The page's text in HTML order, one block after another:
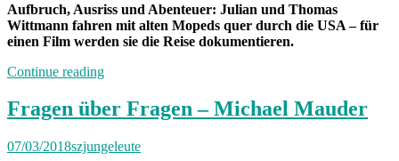
Aufbruch, Ausriss und Abenteuer: Julian und Thomas
Wittmann fahren mit alten Mopeds quer durch die USA – für
einen Film werden sie die Reise dokumentieren.
Continue reading„In
Ledernen
nach
Vegas“
Fragen über Fragen – Michael Mauder
07/03/2018szjungeleute